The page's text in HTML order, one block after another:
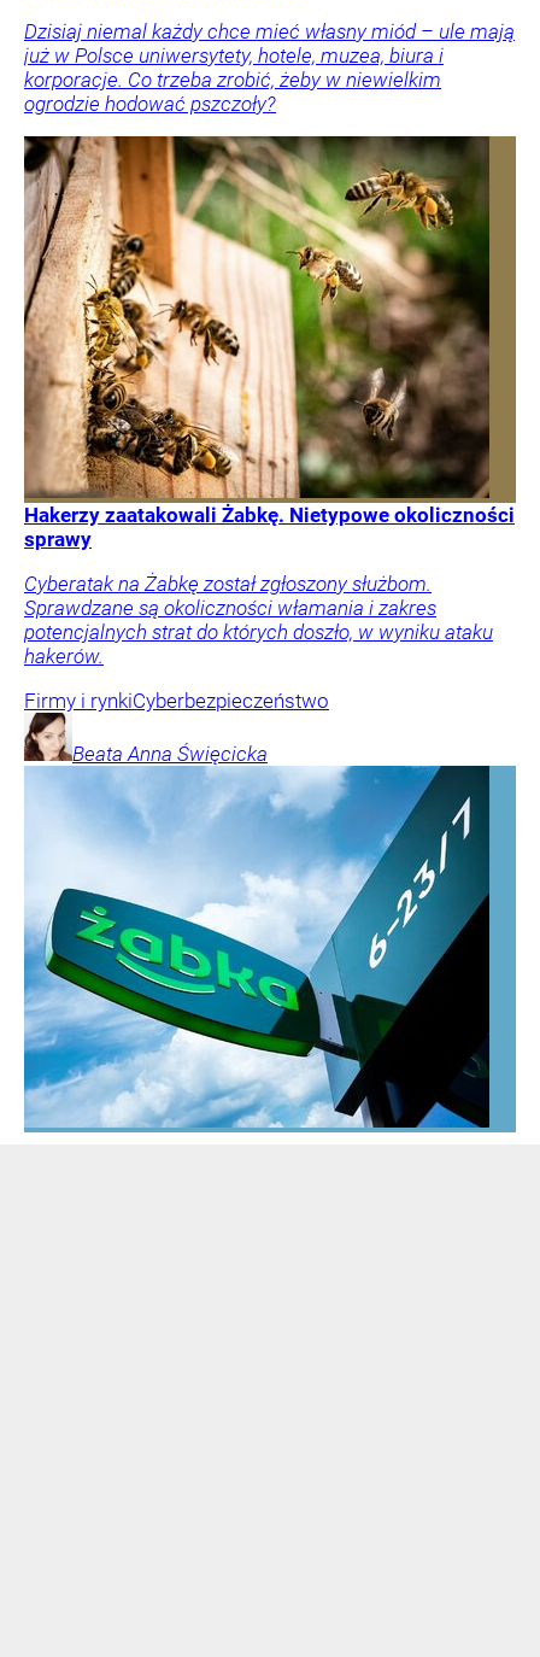
Dzisiaj niemal każdy chce mieć własny miód – ule mają
już w Polsce uniwersytety, hotele, muzea, biura i
korporacje. Co trzeba zrobić, żeby w niewielkim
ogrodzie hodować pszczoły?
Hakerzy zaatakowali Żabkę. Nietypowe okoliczności
sprawy
Cyberatak na Żabkę został zgłoszony służbom.
Sprawdzane są okoliczności włamania i zakres
potencjalnych strat do których doszło, w wyniku ataku
hakerów.
Firmy i rynkiCyberbezpieczeństwo
Beata Anna Święcicka